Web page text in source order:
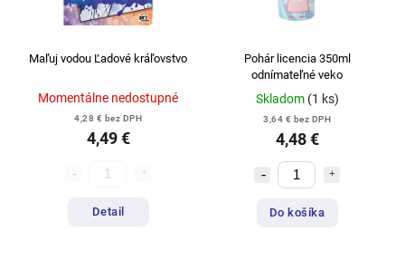
Maľuj vodou Ľadové kráľovstvo
Momentálne nedostupné
4,28 € bez DPH
4,49 €
Detail
Pohár licencia 350ml
odnímateľné veko
Skladom (1 ks)
3,64 € bez DPH
4,48 €
Do košíka